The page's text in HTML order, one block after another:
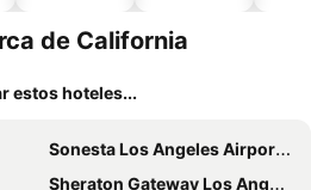
mascotas
de California
estos hoteles...
Sonesta Los Angeles Airport LAX
Sheraton Gateway Los Angeles Hotel